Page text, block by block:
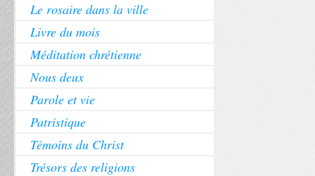
Le rosaire dans la ville
Livre du mois
Méditation chrétienne
Nous deux
Parole et vie
Patristique
Témoins du Christ
Trésors des religions